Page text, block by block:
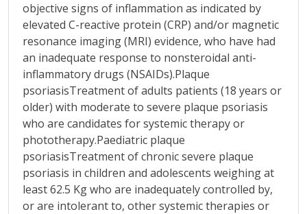
objective signs of inflammation as indicated by
elevated C-reactive protein (CRP) and/or magnetic
resonance imaging (MRI) evidence, who have had
an inadequate response to nonsteroidal anti-
inflammatory drugs (NSAIDs).Plaque
psoriasisTreatment of adults patients (18 years or
older) with moderate to severe plaque psoriasis
who are candidates for systemic therapy or
phototherapy.Paediatric plaque
psoriasisTreatment of chronic severe plaque
psoriasis in children and adolescents weighing at
least 62.5 Kg who are inadequately controlled by,
or are intolerant to, other systemic therapies or